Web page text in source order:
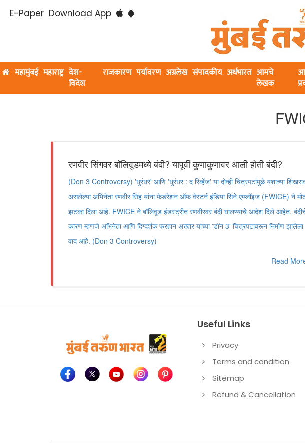
E-Paper Download App
महामुंबई महाराष्ट्र देश-
विदेश
राजकारण पर्यावरण अग्रलेख संपादकीय अर्थभारत आमचे
लेखक
रणवीर सिंगवर बॉलिवूडमध्ये बंदी? यापूर्वी कुणाकुणावर आली होती बंदी?
(Don 3 Controversy) 'धुरंधर' आणि 'धुरंधर : द रिव्हेंज' या दोन्ही चित्रपटांमुळे यशाच्या
असलेल्या अभिनेता रणवीर सिंह यांना फेडरेशन ऑफ वेस्टर्न इंडिया सिने एम्प्लॉइज (FWICE) ने
झटका दिला आहे. FWICE ने बॉलिवूड इंडस्ट्रीत रणवीरवर बंदी घालण्याचे आदेश दिले आहेत.
कारण म्हणजे अभिनेता आणि दिग्दर्शक फरहान अख्तर यांच्या 'डॉन 3' चित्रपटावरून निर्माण झालेला
वाद आहे. (Don 3 Controversy)
Read
Useful Links
Privacy
Terms and condition
Sitemap
Refund & Cancellation